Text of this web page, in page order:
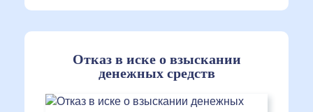
Отказ в иске о взыскании
денежных средств